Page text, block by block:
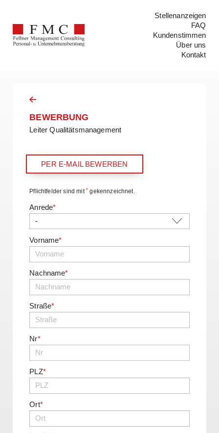
Stellenanzeigen
FAQ
Kundenstimmen
Über uns
Kontakt
BEWERBUNG
Leiter Qualitätsmanagement
PER E-MAIL BEWERBEN
Pflichtfelder sind mit* gekennzeichnet.
Anrede*
Vorname*
Nachname*
Straße*
Nr*
PLZ*
Ort*